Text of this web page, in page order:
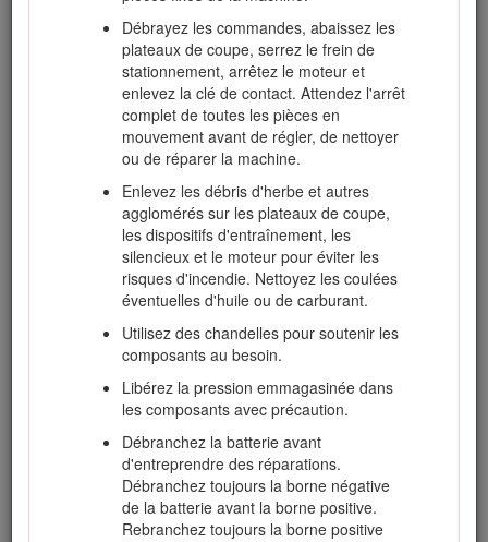
Débrayez les commandes, abaissez les
plateaux de coupe, serrez le frein de
stationnement, arrêtez le moteur et
enlevez la clé de contact. Attendez l'arrêt
complet de toutes les pièces en
mouvement avant de régler, de nettoyer
ou de réparer la machine.
Enlevez les débris d'herbe et autres
agglomérés sur les plateaux de coupe,
les dispositifs d'entraînement, les
silencieux et le moteur pour éviter les
risques d'incendie. Nettoyez les coulées
éventuelles d'huile ou de carburant.
Utilisez des chandelles pour soutenir les
composants au besoin.
Libérez la pression emmagasinée dans
les composants avec précaution.
Débranchez la batterie avant
d'entreprendre des réparations.
Débranchez toujours la borne négative
de la batterie avant la borne positive.
Rebranchez toujours la borne positive
Coupez le moteur et enlevez la clé de
contact.
Débrayez les accessoires lors du transport et
quand ils ne servent pas.
Coupez le moteur et débrayez les
accessoires :
avant de rajouter du carburant
avant de retirer le(s) bac(s) de
ramassage
avant de régler la hauteur de coupe,
sauf si ce réglage peut se faire depuis
la position d'utilisation
Avant de dégager des obstructions.
Avant d'inspecter, de nettoyer ou
d'effectuer toute opération sur la
tondeuse.
Après avoir heurté un obstacle ou si
des vibrations inhabituelles se
produisent. Recherchez et réparez les
dommages éventuels avant de